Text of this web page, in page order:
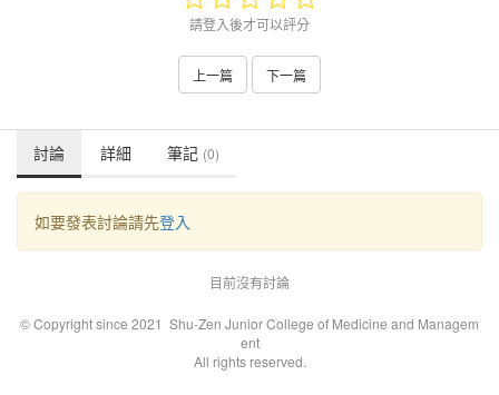
請登入後才可以評分
上一篇 下一篇
討論 詳細 筆記 (0)
如要發表討論請先登入
目前沒有討論
© Copyright since 2021 Shu-Zen Junior College of Medicine and Managem
ent
All rights reserved.